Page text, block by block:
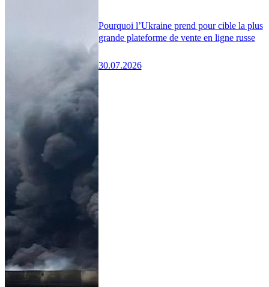
Pourquoi l’Ukraine prend pour cible la plus
grande plateforme de vente en ligne russe
30.07.2026